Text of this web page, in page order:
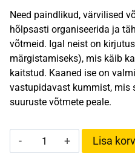
oli:
8,90 €.
on:
3,49
Need paindlikud, värvilised
hõlpsasti organiseerida ja
võtmeid. Igal neist on
märgistamiseks), mis käib
kaitstud. Kaaned ise on
vastupidavast kummist, mis
suuruste võtmete peale.
IdentyKey
-
Lisa